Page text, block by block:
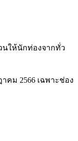
นให้นักท่องจากทั่ว
คม 2566 เฉพาะช่อง